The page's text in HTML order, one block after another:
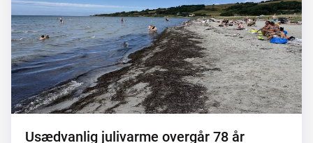
Usædvanlig julivarme overgår 78 år